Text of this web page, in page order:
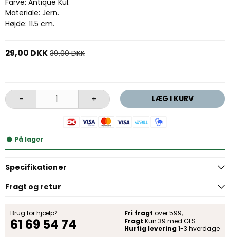
Materiale: Jern.
Højde: 11.5 cm.
29,00 DKK 39,00 DKK
- + LÆG I KURV
På lager
Specifikationer
Fragt og retur
Brug for hjælp?
61 69 54 74
Fri fragt over 599,-
Fragt Kun 39 med GLS
Hurtig levering 1-3 hverdage